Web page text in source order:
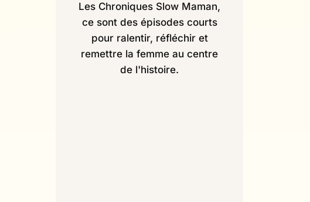
Les Chroniques Slow Maman,
ce sont des épisodes courts
pour ralentir, réfléchir et
remettre la femme au centre
de l'histoire.